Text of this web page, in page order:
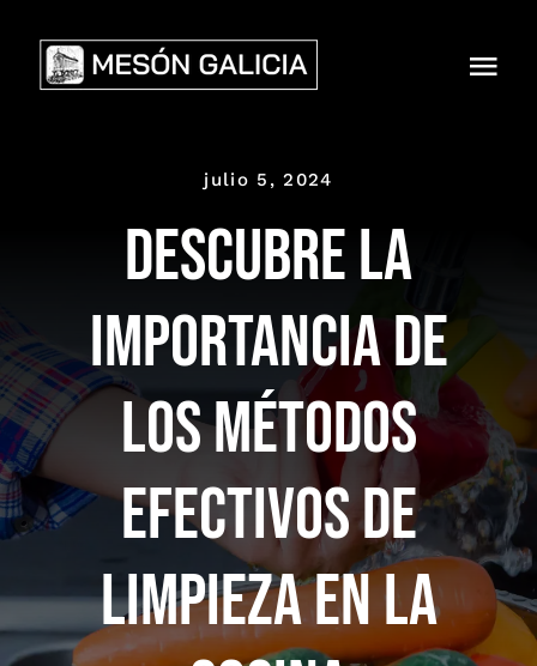
content
CON NOSOTROS
julio 5, 2024
Descubre la
importancia de
los métodos
efectivos de
limpieza en la